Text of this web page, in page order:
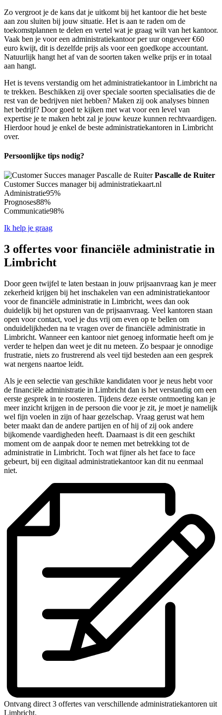
Zo vergroot je de kans dat je uitkomt bij het kantoor die het beste
aan zou sluiten bij jouw situatie. Het is aan te raden om de
toekomstplannen te delen en vertel wat je graag wilt van het kantoor.
Vaak ben je voor een administratiekantoor per uur ongeveer €60
euro kwijt, dit is dezelfde prijs als voor een goedkope accountant.
Natuurlijk hangt het af van de soorten taken welke prijs er in totaal
aan hangt.
Het is tevens verstandig om het administratiekantoor in Limbricht na
te trekken. Beschikken zij over speciale soorten specialisaties die de
rest van de bedrijven niet hebben? Maken zij ook analyses binnen
het bedrijf? Door goed te kijken met wat voor een level van
expertise je te maken hebt zal je jouw keuze kunnen rechtvaardigen.
Hierdoor houd je enkel de beste administratiekantoren in Limbricht
over.
Persoonlijke tips nodig?
Pascalle de Ruiter
Customer Succes manager bij administratiekaart.nl
Administratie95%
Prognoses88%
Communicatie98%
Ik help je graag
3 offertes voor financiële administratie in
Limbricht
Door geen twijfel te laten bestaan in jouw prijsaanvraag kan je meer
zekerheid krijgen bij het inschakelen van een administratiekantoor
voor de financiële administratie in Limbricht, wees dan ook
duidelijk bij het opsturen van de prijsaanvraag. Veel kantoren staan
open voor contact, voel je dus vrij om even op te bellen om
onduidelijkheden na te vragen over de financiële administratie in
Limbricht. Wanneer een kantoor niet genoeg informatie heeft om je
verder te helpen dan weet je dit nu meteen. Zo bespaar je onnodige
frustratie, niets zo frustrerend als veel tijd besteden aan een gesprek
wat nergens naartoe leidt.
Als je een selectie van geschikte kandidaten voor je neus hebt voor
de financiële administratie in Limbricht dan is het verstandig om een
eerste gesprek in te roosteren. Tijdens deze eerste ontmoeting kan je
meer inzicht krijgen in de persoon die voor je zit, je moet je namelijk
wel fijn voelen in zijn of haar gezelschap. Vraag gerust wat hem
beter maakt dan de andere partijen en of hij of zij ook andere
bijkomende vaardigheden heeft. Daarnaast is dit een geschikt
moment om de aanpak door te nemen met betrekking tot de
administratie in Limbricht. Toch wat fijner als het face to face
gebeurt, bij een digitaal administratiekantoor kan dit nu eenmaal
niet.
Ontvang direct 3 offertes van verschillende administratiekantoren uit
Limbricht.